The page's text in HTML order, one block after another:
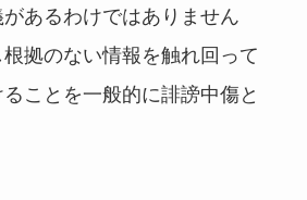
あるわけではありません
拠のない情報を触れ回って
ことを一般的に誹謗中傷と